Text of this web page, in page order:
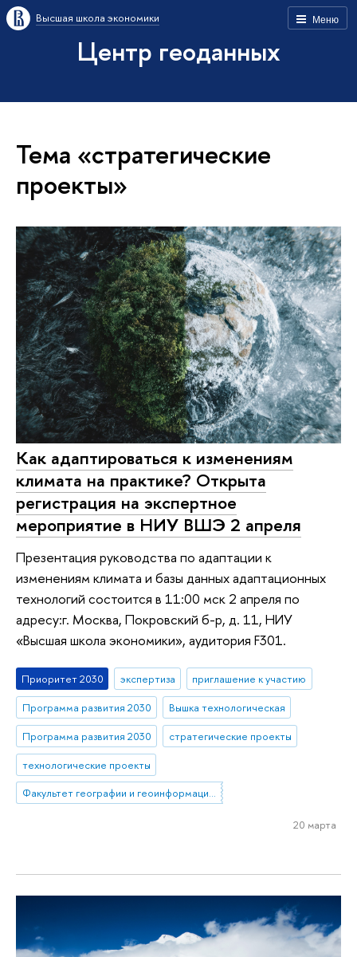
Меню
Высшая школа экономики
Центр геоданных
Тема «стратегические
проекты»
Как адаптироваться к изменениям
климата на практике? Открыта
регистрация на экспертное
мероприятие в НИУ ВШЭ 2 апреля
Презентация руководства по адаптации к
изменениям климата и базы данных адаптационных
технологий состоится в 11:00 мск 2 апреля по
адресу:г. Москва, Покровский б-р, д. 11, НИУ
«Высшая школа экономики», аудитория F301.
Приоритет 2030 экспертиза
приглашение к участию
Программа развития 2030
Вышка технологическая
Программа развития 2030
стратегические проекты
технологические проекты
Факультет географии и геоинформационных технологий
20 марта